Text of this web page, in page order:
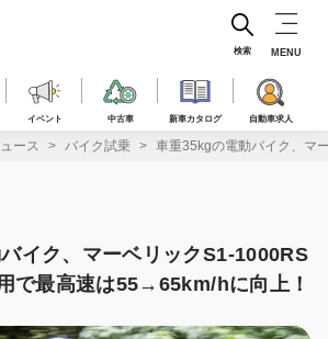
イベント 中古車 新車カタログ 自動車求人
検索 MENU
ース バイク試乗 車重35kgの電動バイク、マ
イク、マーベリックS1-1000RS
で最高速は55→65km/hに向上！